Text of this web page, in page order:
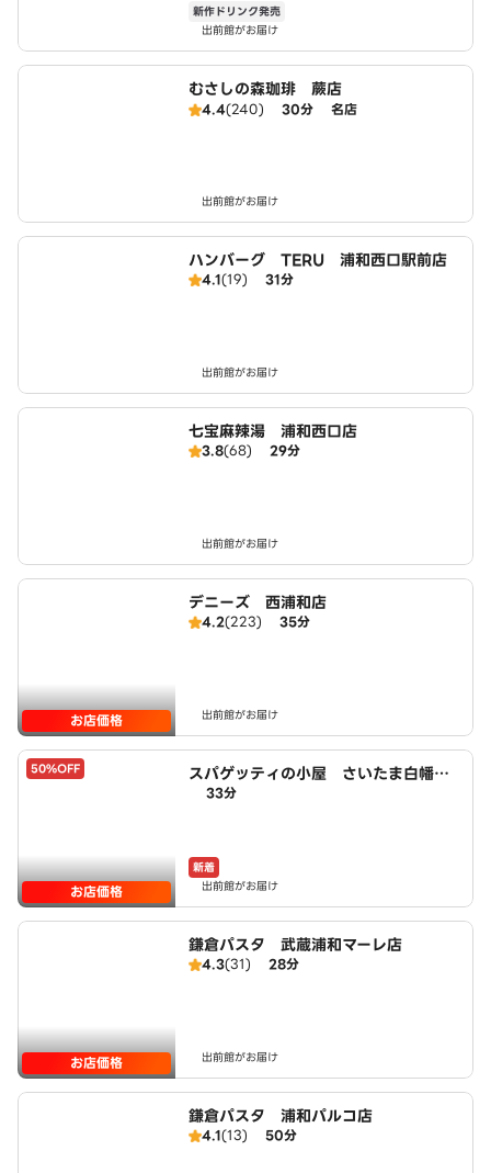
新作ドリンク発売
出前館がお届け
むさしの森珈琲 蕨店
4.4(240) 30分 名店
出前館がお届け
ハンバーグ TERU 浦和西口駅前店
4.1(19) 31分
出前館がお届け
七宝麻辣湯 浦和西口店
3.8(68) 29分
出前館がお届け
お店価格
デニーズ 西浦和店
4.2(223) 35分
出前館がお届け
50%OFF
お店価格
スパゲッティの小屋 さいたま白幡四
丁目店 powered by LAWSON
33分
新着
出前館がお届け
お店価格
鎌倉パスタ 武蔵浦和マーレ店
4.3(31) 28分
出前館がお届け
鎌倉パスタ 浦和パルコ店
4.1(13) 50分